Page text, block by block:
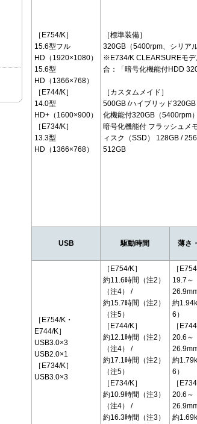
［E754/K］
15.6型フル
HD（1920×1080）
15.6型
HD（1366×768）
［E744/K］
14.0型
HD+（1600×900）
［E734/K］
13.3型
HD（1366×768）
［標準装備］
320GB（5400rpm、シリアル
※E734/K CLEARSUREモデ
合：「暗号化機能付HDD
［カスタムメイド］
500GB /ハイブリッド320GB
化機能付320GB（5400rpm）
暗号化機能付 フラッシュメ
ィスク（SSD） 128GB /
512GB
USB 駆動時間 薄さ
［E754/K・
E744/K］
USB3.0×3
USB2.0×1
［E734/K］
USB3.0×3
［E754/K］
約11.6時間（注2）
（注4） /
約15.7時間（注2）
（注5）
［E744/K］
約12.1時間（注2）
（注4） /
約17.1時間（注2）
（注5）
［E734/K］
約10.9時間（注3）
（注4） /
約16.3時間（注3）
［
19.7～
約
6）
［
20.6～
約
6）
［
20.6～
約